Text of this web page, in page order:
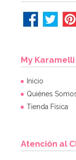
My Karamelli
Inicio
Quiénes
Tienda Física
Atención al